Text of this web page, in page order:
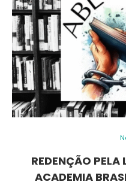
REDENÇÃO
ACADEMIA